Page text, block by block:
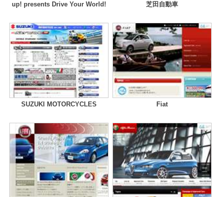
up! presents Drive Your World! 芝田自動車
SUZUKI MOTORCYCLES Fiat